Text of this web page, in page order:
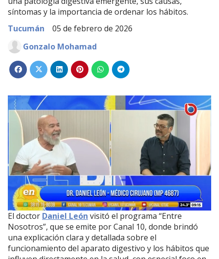
síntomas y la importancia de ordenar los hábitos.
Tucumán
05 de febrero de 2026
Gonzalo Mohamad
El doctor Daniel León visitó el programa “Entre
Nosotros”, que se emite por Canal 10, donde brindó
una explicación clara y detallada sobre el
funcionamiento del aparato digestivo y los hábitos que